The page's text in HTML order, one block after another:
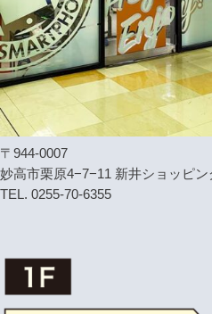
〒944-0007
妙高市栗原4−7−11 新井ショッピ
TEL. 0255-70-6355